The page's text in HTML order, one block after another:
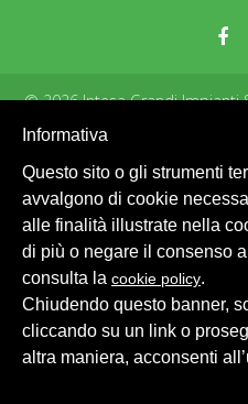
© 2026 Intesa Grandi Impianti
Informativa
Questo sito o gli strumenti
avvalgono di cookie
alle finalità illustrate nella
di più o negare il consenso
consulta la cookie policy.
Chiudendo questo banner,
cliccando su un link o
altra maniera, acconsenti